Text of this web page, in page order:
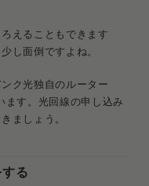
えることもできます
し面倒ですよね。
ク光独自のルーター
ます。光回線の申し込み
ましょう。
る